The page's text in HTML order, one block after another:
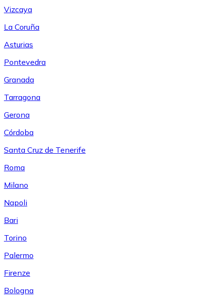
Vizcaya
La Coruña
Asturias
Pontevedra
Granada
Tarragona
Gerona
Córdoba
Santa Cruz de Tenerife
Roma
Milano
Napoli
Bari
Torino
Palermo
Firenze
Bologna